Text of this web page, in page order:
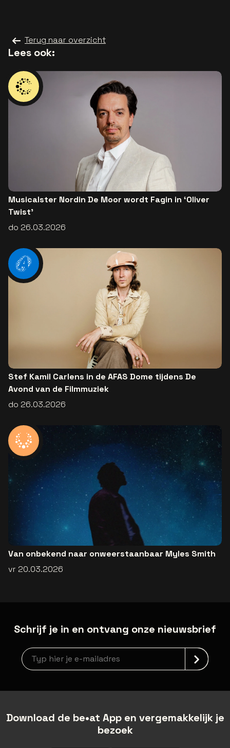
Terug naar overzicht
Lees ook:
Musicalster Nordin De Moor wordt Fagin in ‘Oliver
Twist’
do 26.03.2026
Stef Kamil Carlens in de AFAS Dome tijdens De
Avond van de Filmmuziek
do 26.03.2026
Van onbekend naar onweerstaanbaar Myles Smith
vr 20.03.2026
Schrijf je in en ontvang onze nieuwsbrief
newsLetterLabel
Download de be•at App en vergemakkelijk je
bezoek